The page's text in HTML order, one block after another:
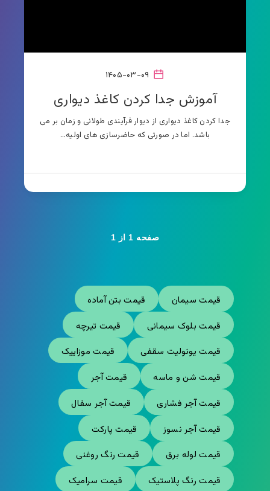
آموزش جدا کردن کاغذ دیواری
جدا کردن کاغذ دیواری از دیوار فرآیندی طولانی و زمان بر می
باشد. اما در صورتی که حاضرسازی های اولیه…
صفحه 1 از 1
قیمت سیمان
قیمت بتن آماده
قیمت بلوک سیمانی
قیمت تیرچه
قیمت یونولیت سقفی
قیمت موزاییک
قیمت شن و ماسه
قیمت آجر
قیمت آجر فشاری
قیمت آجر سفال
قیمت آجر نسوز
قیمت پارکت
قیمت لوله برق
قیمت رنگ روغنی
قیمت رنگ پلاستیک
قیمت سرامیک